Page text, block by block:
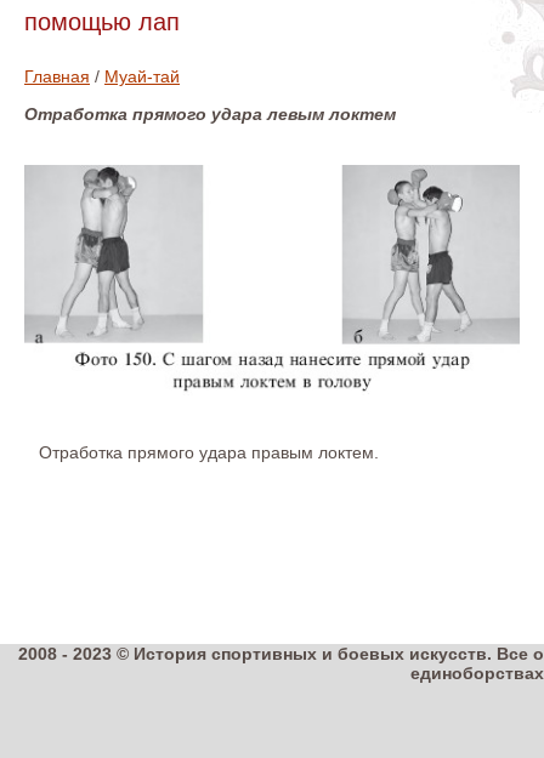
помощью лап
Главная / Муай-тай
Отработка прямого удара левым локтем
Отработка прямого удара правым локтем.
2008 - 2023 © История спортивных и боевых искусств. Все о
единоборствах